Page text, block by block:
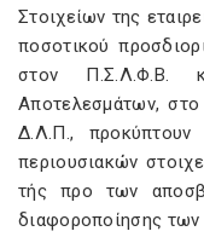
Στοιχείων της
ποσοτικού
στον Π.Σ.Λ.Φ.B.
Aποτελεσμάτων,
Δ.Λ.Π., προκύπτουν
περιουσιακών
τής προ των
διαφοροποίησης